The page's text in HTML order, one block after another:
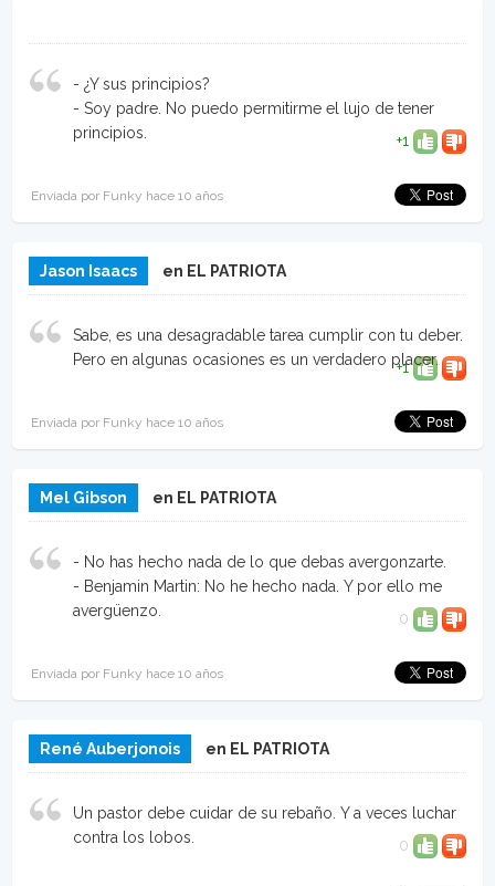
- ¿Y sus principios?
- Soy padre. No puedo permitirme el lujo de tener
principios.
+1
Enviada por Funky hace 10 años
Jason Isaacs en EL PATRIOTA
Sabe, es una desagradable tarea cumplir con tu deber.
Pero en algunas ocasiones es un verdadero placer.
+1
Enviada por Funky hace 10 años
Mel Gibson en EL PATRIOTA
- No has hecho nada de lo que debas avergonzarte.
- Benjamin Martin: No he hecho nada. Y por ello me
avergüenzo.
0
Enviada por Funky hace 10 años
René Auberjonois en EL PATRIOTA
Un pastor debe cuidar de su rebaño. Y a veces luchar
contra los lobos.
0